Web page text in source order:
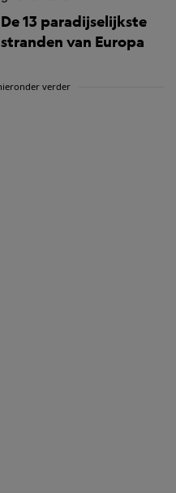
De 13 paradijselijkste
stranden van Europa
verder